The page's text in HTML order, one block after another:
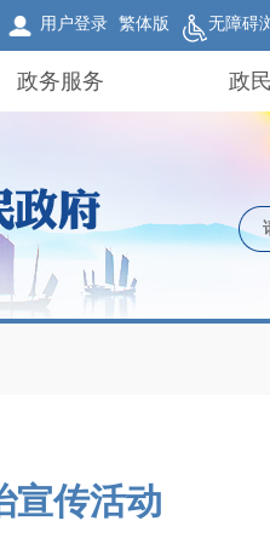
用户登录 繁体版 无障碍
政务服务 政
宣传活动